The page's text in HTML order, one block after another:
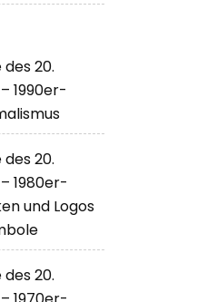
20.
1990er-
20.
1980er-
und Logos
20.